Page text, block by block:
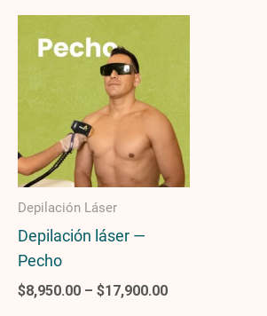
Depilación Láser
Depilación láser —
Pecho
$8,950.00 – $17,900.00